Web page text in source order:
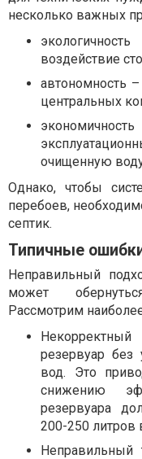
несколько важных
воздействие
автономность
центральных
очищенную
Однако, чтобы
перебоев,
септик.
Типичные
Неправильный
может
Рассмотрим
резервуар без
вод. Это
снижению
резервуара
200-250 литров
Неправильный